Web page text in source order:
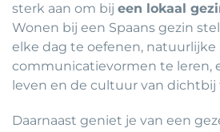
sterk aan om bij een lokaal
Wonen bij een Spaans gezin
elke dag te oefenen,
communicatievormen te leren,
leven en de cultuur van
Daarnaast geniet je van een